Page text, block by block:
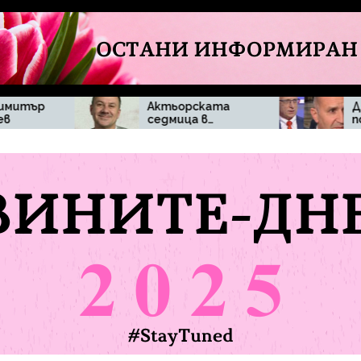
Актьорската
седмица в
„Черешката на
домашен уют
Денков поиска
прозрачност